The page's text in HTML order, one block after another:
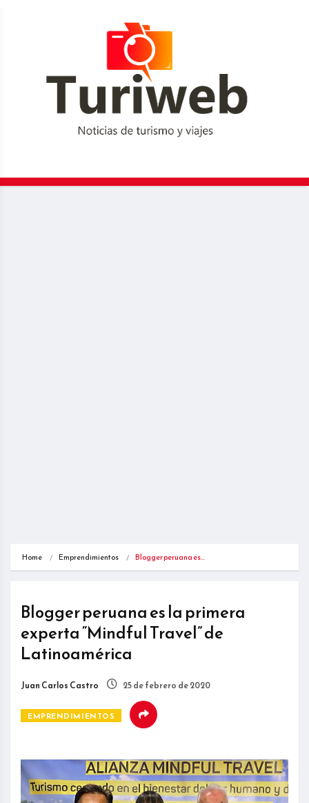
Home Emprendimientos Blogger peruana es…
Blogger peruana es la primera
experta “Mindful Travel” de
Latinoamérica
Juan Carlos Castro 25 de febrero de 2020
EMPRENDIMIENTOS